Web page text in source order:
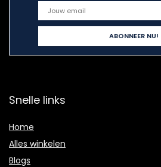
Snelle links
Home
Alles winkelen
Blogs